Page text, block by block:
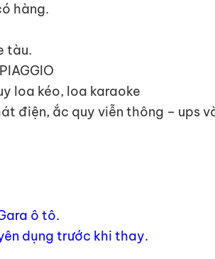
hàng.
tàu.
loa kéo, loa karaoke
điện, ắc quy viễn thông – ups
ô tô.
dụng trước khi thay.